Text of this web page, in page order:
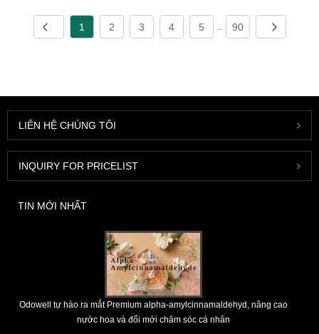
1 2 3 4 5 ... 90
LIÊN HỆ CHÚNG TÔI
INQUIRY FOR PRICELIST
TIN MỚI NHẤT
Odowell tự hào ra mắt Premium alpha-amylcinnamaldehyd, nâng cao
nước hoa và đổi mới chăm sóc cá nhân